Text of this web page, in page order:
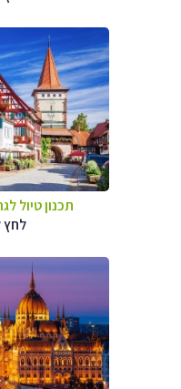
תכנון טיול
לחץ